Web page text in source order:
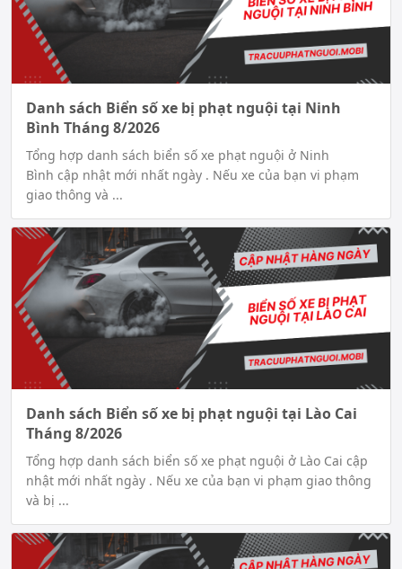
Danh sách Biển số xe bị phạt nguội tại Ninh
Bình Tháng 8/2026
Tổng hợp danh sách biển số xe phạt nguội ở Ninh
Bình cập nhật mới nhất ngày . Nếu xe của bạn vi phạm
giao thông và ...
Danh sách Biển số xe bị phạt nguội tại Lào Cai
Tháng 8/2026
Tổng hợp danh sách biển số xe phạt nguội ở Lào Cai cập
nhật mới nhất ngày . Nếu xe của bạn vi phạm giao thông
và bị ...